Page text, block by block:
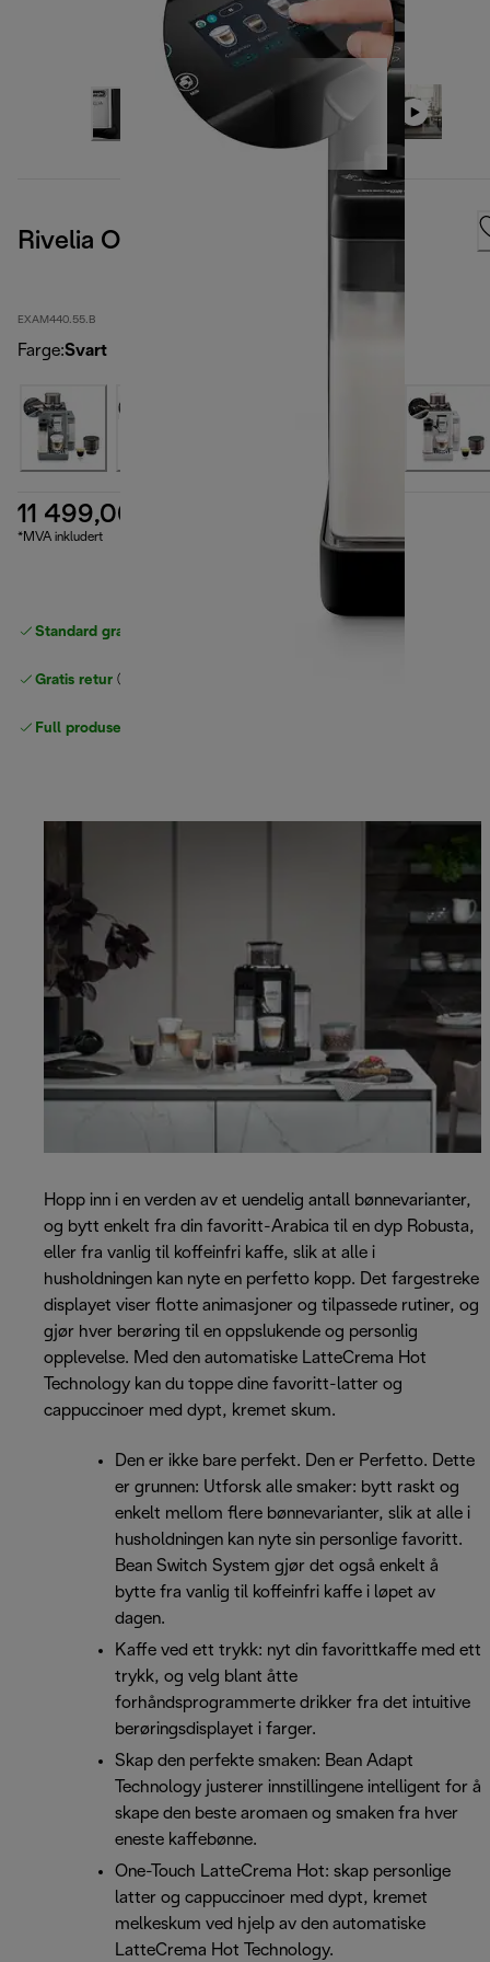
Rivelia Onyx Black
EXAM440.55.B
Farge:Svart
11 499,00 kr
*MVA inkludert
Standard gratis levering
Gratis retur
Full produsentgaranti
Hopp inn i en verden av et uendelig antall bønnevarianter,
og bytt enkelt fra din favoritt-Arabica til en dyp Robusta,
eller fra vanlig til koffeinfri kaffe, slik at alle i
husholdningen kan nyte en perfetto kopp. Det fargestreke
displayet viser flotte animasjoner og tilpassede rutiner, og
gjør hver berøring til en oppslukende og personlig
opplevelse. Med den automatiske LatteCrema Hot
Technology kan du toppe dine favoritt-latter og
cappuccinoer med dypt, kremet skum.
Den er ikke bare perfekt. Den er Perfetto. Dette
er grunnen: Utforsk alle smaker: bytt raskt og
enkelt mellom flere bønnevarianter, slik at alle i
husholdningen kan nyte sin personlige favoritt.
Bean Switch System gjør det også enkelt å
bytte fra vanlig til koffeinfri kaffe i løpet av
dagen.
Kaffe ved ett trykk: nyt din favorittkaffe med ett
trykk, og velg blant åtte
forhåndsprogrammerte drikker fra det intuitive
berøringsdisplayet i farger.
Skap den perfekte smaken: Bean Adapt
Technology justerer innstillingene intelligent for å
skape den beste aromaen og smaken fra hver
eneste kaffebønne.
One-Touch LatteCrema Hot: skap personlige
latter og cappuccinoer med dypt, kremet
melkeskum ved hjelp av den automatiske
LatteCrema Hot Technology.